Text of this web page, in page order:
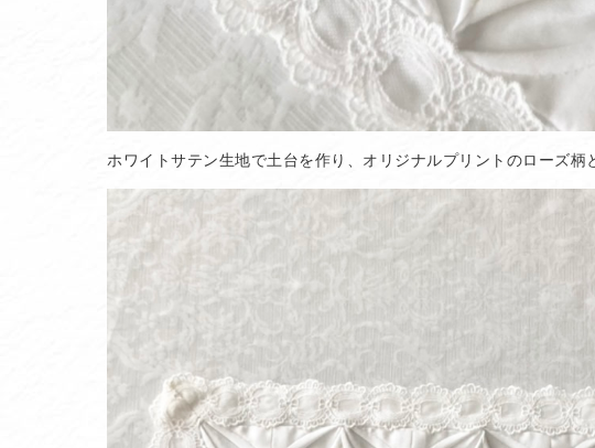
ホワイトサテン生地で土台を作り、オリジナルプリントのローズ柄